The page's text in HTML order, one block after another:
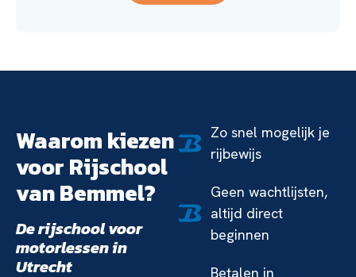
Waarom kiezen
voor Rijschool
van Bemmel?
De rijschool voor
motorlessen in
Utrecht
Zo snel mogelijk je
rijbewijs
Geen wachtlijsten,
altijd direct
beginnen
Betalen in